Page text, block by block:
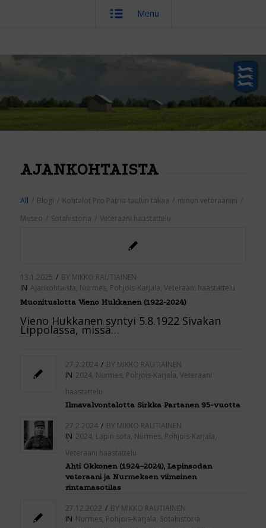
Menu
AJANKOHTAISTA
All / Blogi / Kohtalot Pro Patria-taulun takaa / minun veteraanini /
Museo / Sotahistoria / Veteraani haastattelu
13.1.2025 / BY MIKKO RAUTIAINEN
IN Ajankohtaista, Nurmes, Pohjois-Karjala, Veteraani haastattelu
Muonituslotta Vieno Hukkanen (1922-2024)
Vieno Hukkanen syntyi 5.8.1922 Sivakan
Lippolassa, missä…
27.2.2024 / BY MIKKO RAUTIAINEN
IN 2024, Nurmes, Pohjois-Karjala, Veteraani
haastattelu
Ilmavalvontalotta Sirkka Partanen 95-vuotta
27.2.2024 / BY MIKKO RAUTIAINEN
IN 2024, Lapin sota, Nurmes, Pohjois-Karjala,
Veteraani haastattelu
Ahti Okkonen (1924–2024), Lapinsodan
veteraani ja Nurmeksen viimeinen
rintamasotilas
27.12.2022 / BY MIKKO RAUTIAINEN
IN Nurmes, Pohjois-Karjala, Sotahistoria